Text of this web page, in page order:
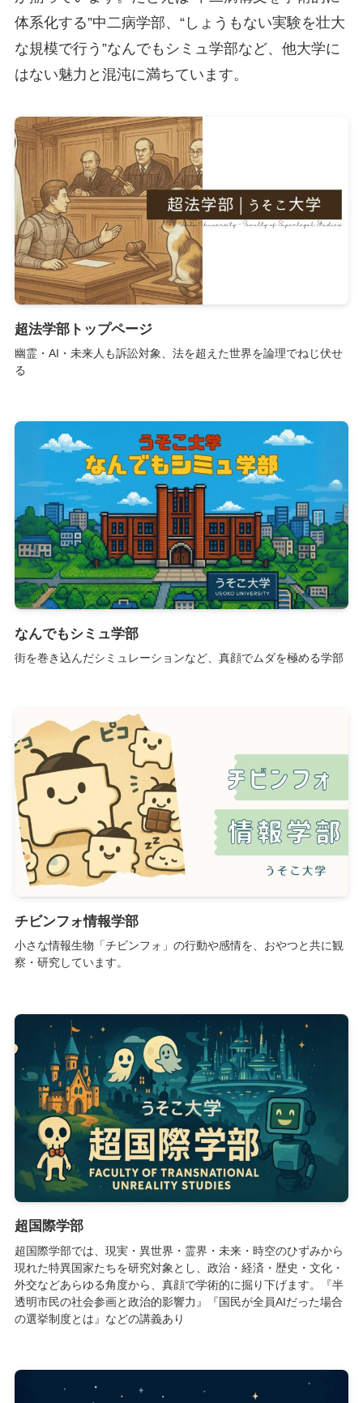
体系化する”中二病学部、“しょうもない実験を壮大
な規模で行う”なんでもシミュ学部など、他大学に
はない魅力と混沌に満ちています。
超法学部トップページ
幽霊・AI・未来人も訴訟対象、法を超えた世界を論理でねじ伏せ
る
なんでもシミュ学部
街を巻き込んだシミュレーションなど、真顔でムダを極める学部
チビンフォ情報学部
小さな情報生物「チビンフォ」の行動や感情を、おやつと共に観
察・研究しています。
超国際学部
超国際学部では、現実・異世界・霊界・未来・時空のひずみから
現れた特異国家たちを研究対象とし、政治・経済・歴史・文化・
外交などあらゆる角度から、真顔で学術的に掘り下げます。『半
透明市民の社会参画と政治的影響力』『国民が全員AIだった場合
の選挙制度とは』などの講義あり